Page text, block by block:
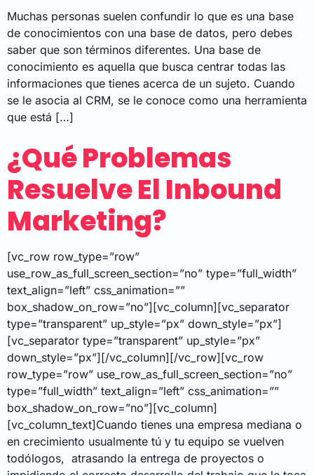
Muchas personas suelen confundir lo que es una base
de conocimientos con una base de datos, pero debes
saber que son términos diferentes. Una base de
conocimiento es aquella que busca centrar todas las
informaciones que tienes acerca de un sujeto. Cuando
se le asocia al CRM, se le conoce como una herramienta
que está […]
¿Qué Problemas
Resuelve El Inbound
Marketing?
[vc_row row_type=”row”
use_row_as_full_screen_section=”no” type=”full_width”
text_align=”left” css_animation=””
box_shadow_on_row=”no”][vc_column][vc_separator
type=”transparent” up_style=”px” down_style=”px”]
[vc_separator type=”transparent” up_style=”px”
down_style=”px”][/vc_column][/vc_row][vc_row
row_type=”row” use_row_as_full_screen_section=”no”
type=”full_width” text_align=”left” css_animation=””
box_shadow_on_row=”no”][vc_column]
[vc_column_text]Cuando tienes una empresa mediana o
en crecimiento usualmente tú y tu equipo se vuelven
todólogos, atrasando la entrega de proyectos o